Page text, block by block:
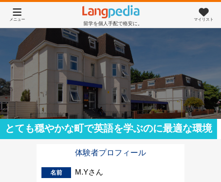
留学を個人手配で格安に。
メニュー マイリスト
とても穏やかな町で英語を学ぶのに最適な環境
体験者プロフィール
名前 M.Yさん